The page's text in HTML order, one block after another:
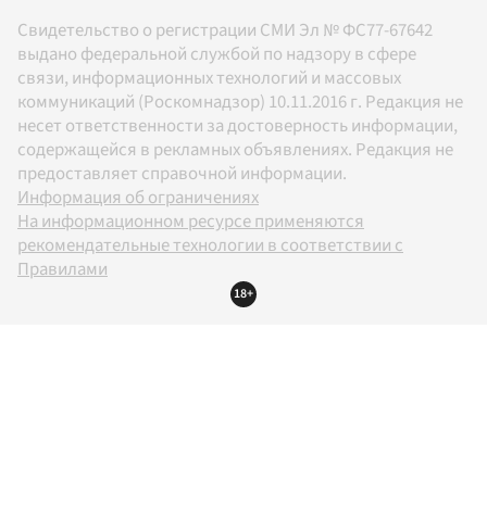
Свидетельство о регистрации СМИ Эл № ФС77-67642
выдано федеральной службой по надзору в сфере
связи, информационных технологий и массовых
коммуникаций (Роскомнадзор) 10.11.2016 г. Редакция не
несет ответственности за достоверность информации,
содержащейся в рекламных объявлениях. Редакция не
предоставляет справочной информации.
Информация об ограничениях
На информационном ресурсе применяются
рекомендательные технологии в соответствии с
Правилами
18+